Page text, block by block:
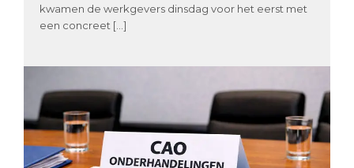
kwamen de werkgevers dinsdag voor het eerst met
een concreet […]